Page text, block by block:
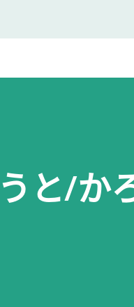
后说道： お世話
書交给工作人员
仕様書最后一页
と/か